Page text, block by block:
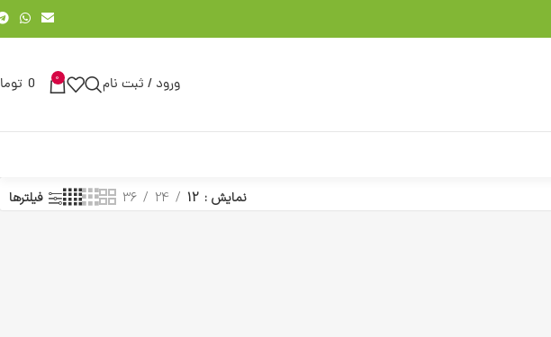
ورود / ثبت نام 0
0
نمایش 12
24
36 فیلترها